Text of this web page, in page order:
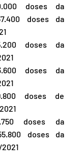
doses da
doses da
doses da
doses da
doses de
doses da
doses da